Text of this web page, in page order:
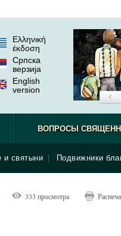
Ελληνική
έκδοση
Српска
верзиjа
English
version
и святыни Подвижники
ВОПРОСЫ
333 просмотра